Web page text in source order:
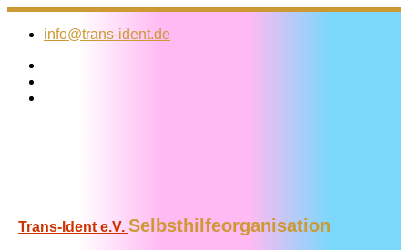
Zum
Inhalt
info@trans-ident.de
Trans-Ident e.V. Selbsthilfeorganisation